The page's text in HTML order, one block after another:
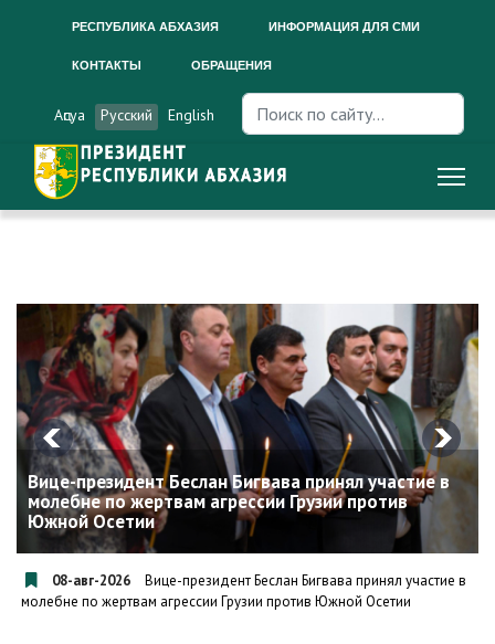
РЕСПУБЛИКА АБХАЗИЯ ИНФОРМАЦИЯ ДЛЯ СМИ
КОНТАКТЫ ОБРАЩЕНИЯ
Аԥсуа Русский English
Вице-президент Беслан Бигвава принял участие в
молебне по жертвам агрессии Грузии против
Южной Осетии
08-авг-2026
Вице-президент Беслан Бигвава принял участие в
молебне по жертвам агрессии Грузии против Южной Осетии